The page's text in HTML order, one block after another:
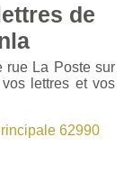
de
rue La Poste sur
lettres et vos
62990